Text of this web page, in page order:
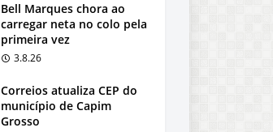
Bell Marques chora ao
carregar neta no colo pela
primeira vez
3.8.26
Correios atualiza CEP do
município de Capim
Grosso